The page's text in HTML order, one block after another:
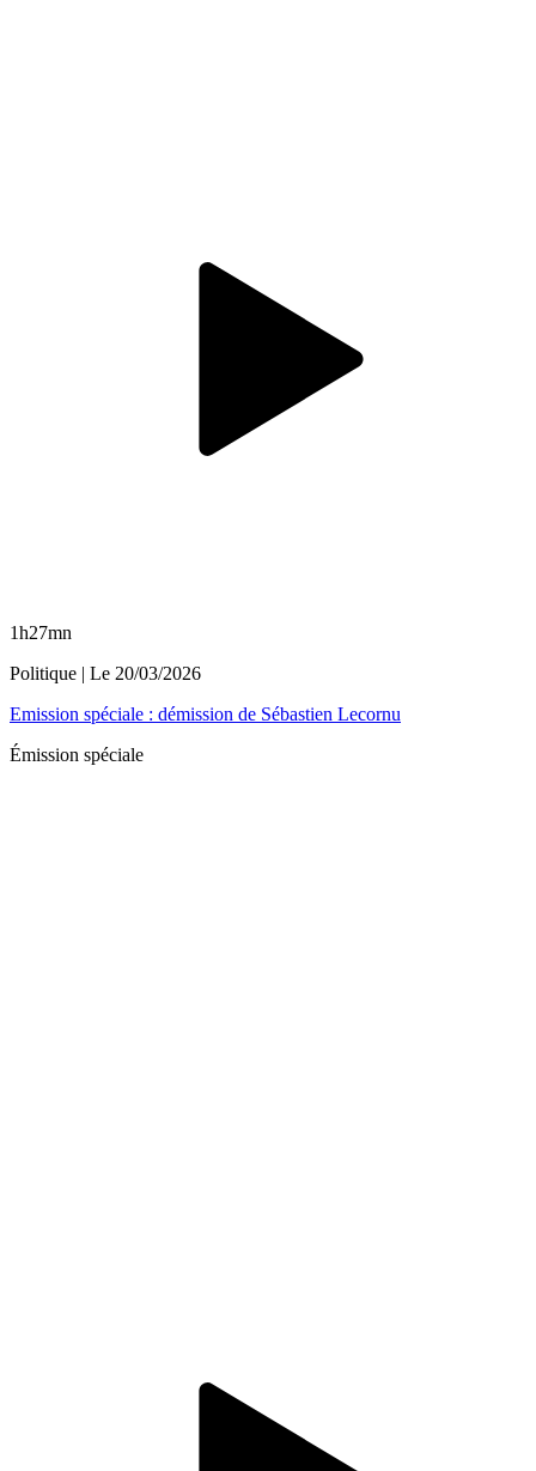
1h27mn
Politique | Le 20/03/2026
Emission spéciale : démission de Sébastien Lecornu
Émission spéciale